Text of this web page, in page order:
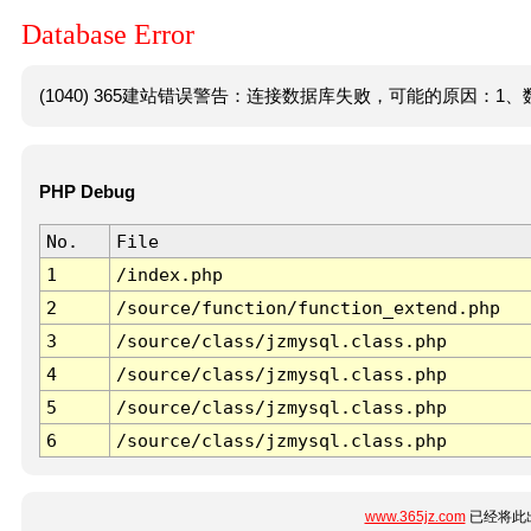
Database Error
(1040) 365建站错误警告：连接数据库失败，可能的原因：1
PHP Debug
No.
File
1
/index.php
2
/source/function/function_extend.php
3
/source/class/jzmysql.class.php
4
/source/class/jzmysql.class.php
5
/source/class/jzmysql.class.php
6
/source/class/jzmysql.class.php
www.365jz.com已经将此